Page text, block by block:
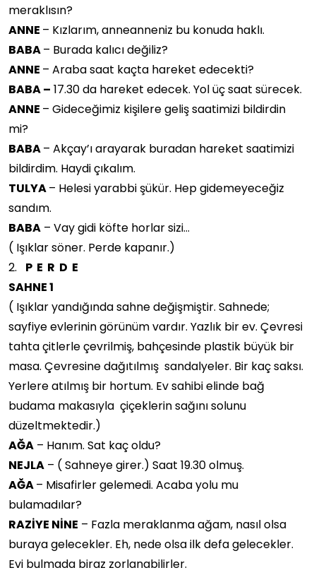
meraklısın?
ANNE – Kızlarım, anneanneniz bu konuda haklı.
BABA– Burada kalıcı değiliz?
ANNE – Araba saat kaçta hareket edecekti?
BABA – 17.30 da hareket edecek. Yol üç saat sürecek.
ANNE – Gideceğimiz kişilere geliş saatimizi bildirdin
mi?
BABA– Akçay’ı arayarak buradan hareket saatimizi
bildirdim. Haydi çıkalım.
TULYA– Helesi yarabbi şükür. Hep gidemeyeceğiz
sandım.
BABA – Vay gidi köfte horlar sizi…
( Işıklar söner. Perde kapanır.)
2. P E R D E
SAHNE 1
( Işıklar yandığında sahne değişmiştir. Sahnede;
sayfiye evlerinin görünüm vardır. Yazlık bir ev. Çevresi
tahta çitlerle çevrilmiş, bahçesinde plastik büyük bir
masa. Çevresine dağıtılmış sandalyeler. Bir kaç saksı.
Yerlere atılmış bir hortum. Ev sahibi elinde bağ
budama makasıyla çiçeklerin sağını solunu
düzeltmektedir.)
AĞA – Hanım. Sat kaç oldu?
NEJLA – ( Sahneye girer.) Saat 19.30 olmuş.
AĞA– Misafirler gelemedi. Acaba yolu mu
bulamadılar?
RAZİYE NİNE – Fazla meraklanma ağam, nasıl olsa
buraya gelecekler. Eh, nede olsa ilk defa gelecekler.
Evi bulmada biraz zorlanabilirler.